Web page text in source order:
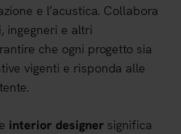
e l’acustica. Collabora
ingegneri e altri
che ogni progetto sia
vigenti e risponda alle
interior designer significa